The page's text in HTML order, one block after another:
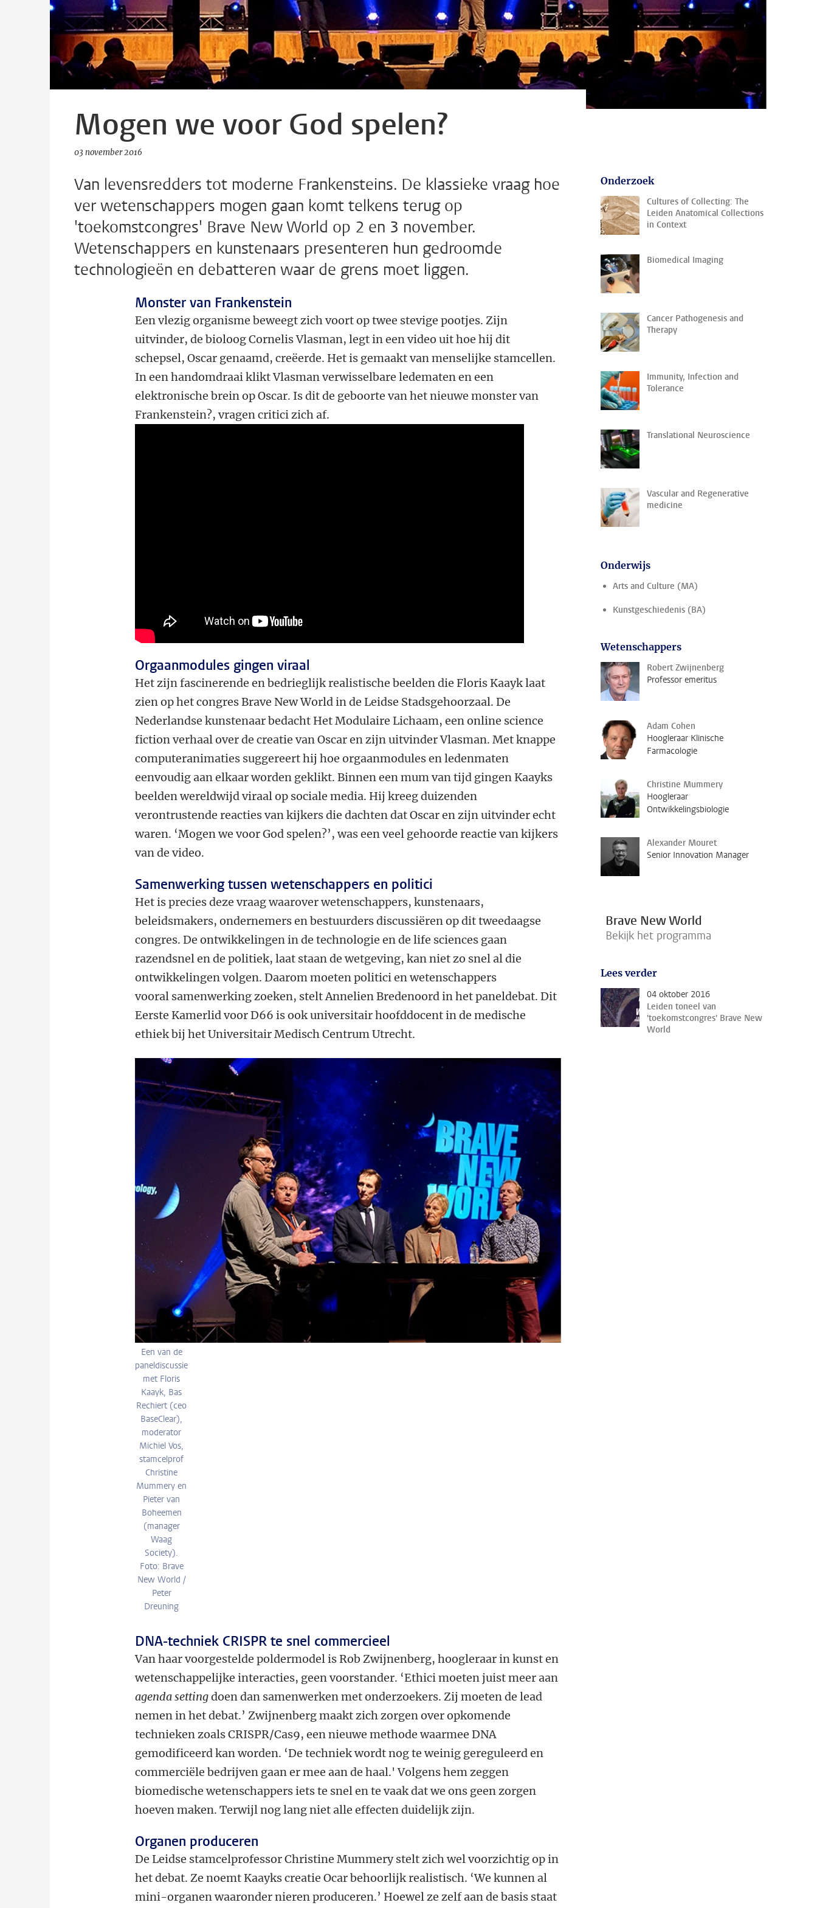
Mogen we voor God spelen?
03 november 2016
Van levensredders tot moderne Frankensteins. De klassieke vraag hoe
ver wetenschappers mogen gaan komt telkens terug op
'toekomstcongres' Brave New World op 2 en 3 november.
Wetenschappers en kunstenaars presenteren hun gedroomde
technologieën en debatteren waar de grens moet liggen.
Monster van Frankenstein
Een vlezig organisme beweegt zich voort op twee stevige pootjes. Zijn
uitvinder, de bioloog Cornelis Vlasman, legt in een video uit hoe hij dit
schepsel, Oscar genaamd, creëerde. Het is gemaakt van menselijke stamcellen.
In een handomdraai klikt Vlasman verwisselbare ledematen en een
elektronische brein op Oscar. Is dit de geboorte van het nieuwe monster van
Frankenstein?, vragen critici zich af.
Orgaanmodules gingen viraal
Het zijn fascinerende en bedrieglijk realistische beelden die Floris Kaayk laat
zien op het congres Brave New World in de Leidse Stadsgehoorzaal. De
Nederlandse kunstenaar bedacht Het Modulaire Lichaam, een online science
fiction verhaal over de creatie van Oscar en zijn uitvinder Vlasman. Met knappe
computeranimaties suggereert hij hoe orgaanmodules en ledenmaten
eenvoudig aan elkaar worden geklikt. Binnen een mum van tijd gingen Kaayks
beelden wereldwijd viraal op sociale media. Hij kreeg duizenden
verontrustende reacties van kijkers die dachten dat Oscar en zijn uitvinder echt
waren. ‘Mogen we voor God spelen?’, was een veel gehoorde reactie van kijkers
van de video.
Samenwerking tussen wetenschappers en politici
Het is precies deze vraag waarover wetenschappers, kunstenaars,
beleidsmakers, ondernemers en bestuurders discussiëren op dit tweedaagse
congres. De ontwikkelingen in de technologie en de life sciences gaan
razendsnel en de politiek, laat staan de wetgeving, kan niet zo snel al die
ontwikkelingen volgen. Daarom moeten politici en wetenschappers
vooral samenwerking zoeken, stelt Annelien Bredenoord in het paneldebat. Dit
Eerste Kamerlid voor D66 is ook universitair hoofddocent in de medische
ethiek bij het Universitair Medisch Centrum Utrecht.
Een van de
paneldiscussie
met Floris
Kaayk, Bas
Rechiert (ceo
BaseClear),
moderator
Michiel Vos,
stamcelprof
Christine
Mummery en
Pieter van
Boheemen
(manager
Waag
Society).
Foto: Brave
New World /
Peter
Dreuning
DNA-techniek CRISPR te snel commercieel
Van haar voorgestelde poldermodel is Rob Zwijnenberg, hoogleraar in kunst en
wetenschappelijke interacties, geen voorstander. ‘Ethici moeten juist meer aan
agenda settingdoen dan samenwerken met onderzoekers. Zij moeten de lead
nemen in het debat.’ Zwijnenberg maakt zich zorgen over opkomende
technieken zoals CRISPR/Cas9, een nieuwe methode waarmee DNA
gemodificeerd kan worden. ‘De techniek wordt nog te weinig gereguleerd en
commerciële bedrijven gaan er mee aan de haal.' Volgens hem zeggen
biomedische wetenschappers iets te snel en te vaak dat we ons geen zorgen
hoeven maken. Terwijl nog lang niet alle effecten duidelijk zijn.
Organen produceren
De Leidse stamcelprofessor Christine Mummery stelt zich wel voorzichtig op in
het debat. Ze noemt Kaayks creatie Ocar behoorlijk realistisch. ‘We kunnen al
mini-organen waaronder nieren produceren.’ Hoewel ze zelf aan de basis staat
Onderzoek
Cultures of Collecting: The
Leiden Anatomical Collections
in Context
Biomedical Imaging
Cancer Pathogenesis and
Therapy
Immunity, Infection and
Tolerance
Translational Neuroscience
Vascular and Regenerative
medicine
Onderwijs
Arts and Culture (MA)
Kunstgeschiedenis (BA)
Wetenschappers
Robert Zwijnenberg
Professor emeritus
Adam Cohen
Hoogleraar Klinische
Farmacologie
Christine Mummery
Hoogleraar
Ontwikkelingsbiologie
Alexander Mouret
Senior Innovation Manager
Brave New World
Bekijk het programma
Lees verder
04 oktober 2016
Leiden toneel van
'toekomstcongres' Brave New
World